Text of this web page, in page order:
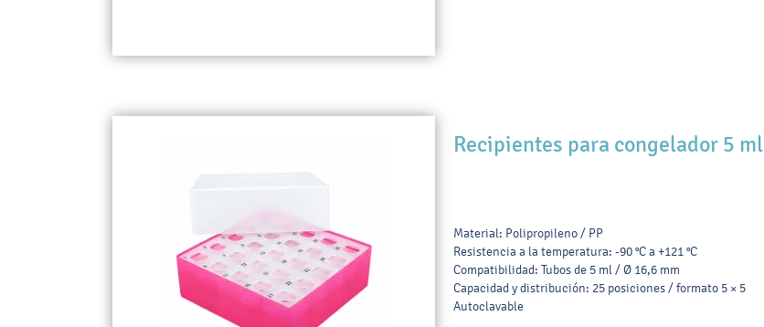
Recipientes para congelador 5 ml
Material: Polipropileno / PP
Resistencia a la temperatura: -90 °C a +121 °C
Compatibilidad: Tubos de 5 ml / Ø 16,6 mm
Capacidad y distribución: 25 posiciones / formato 5 × 5
Autoclavable